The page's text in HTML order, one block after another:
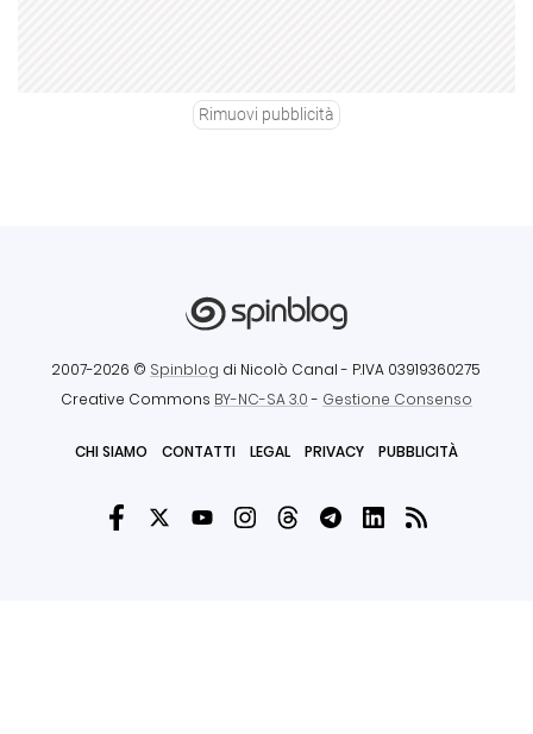
Rimuovi pubblicità
2007-2026 © Spinblog di Nicolò Canal - P.IVA 03919360275
Creative Commons BY-NC-SA 3.0- Gestione Consenso
CHI SIAMO CONTATTI LEGAL PRIVACY PUBBLICITÀ